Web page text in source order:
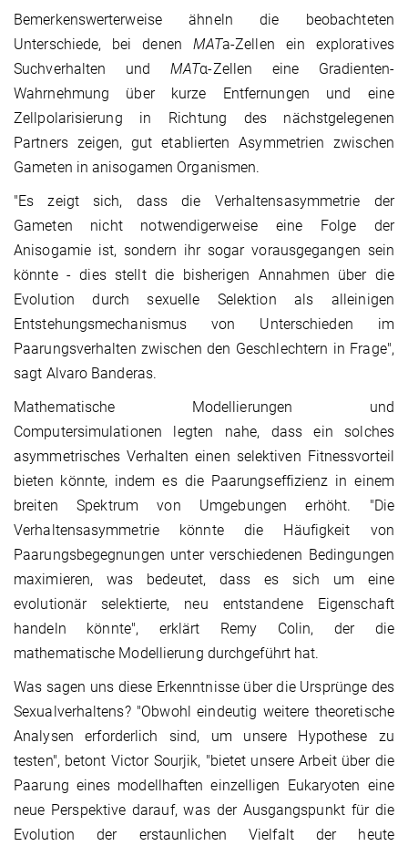
Bemerkenswerterweise ähneln die beobachteten
Unterschiede, bei denen MATa-Zellen ein exploratives
Suchverhalten und MATα-Zellen eine Gradienten-
Wahrnehmung über kurze Entfernungen und eine
Zellpolarisierung in Richtung des nächstgelegenen
Partners zeigen, gut etablierten Asymmetrien zwischen
Gameten in anisogamen Organismen.
"Es zeigt sich, dass die Verhaltensasymmetrie der
Gameten nicht notwendigerweise eine Folge der
Anisogamie ist, sondern ihr sogar vorausgegangen sein
könnte - dies stellt die bisherigen Annahmen über die
Evolution durch sexuelle Selektion als alleinigen
Entstehungsmechanismus von Unterschieden im
Paarungsverhalten zwischen den Geschlechtern in Frage",
sagt Alvaro Banderas.
Mathematische Modellierungen und
Computersimulationen legten nahe, dass ein solches
asymmetrisches Verhalten einen selektiven Fitnessvorteil
bieten könnte, indem es die Paarungseffizienz in einem
breiten Spektrum von Umgebungen erhöht. "Die
Verhaltensasymmetrie könnte die Häufigkeit von
Paarungsbegegnungen unter verschiedenen Bedingungen
maximieren, was bedeutet, dass es sich um eine
evolutionär selektierte, neu entstandene Eigenschaft
handeln könnte", erklärt Remy Colin, der die
mathematische Modellierung durchgeführt hat.
Was sagen uns diese Erkenntnisse über die Ursprünge des
Sexualverhaltens? "Obwohl eindeutig weitere theoretische
Analysen erforderlich sind, um unsere Hypothese zu
testen", betont Victor Sourjik, "bietet unsere Arbeit über die
Paarung eines modellhaften einzelligen Eukaryoten eine
neue Perspektive darauf, was der Ausgangspunkt für die
Evolution der erstaunlichen Vielfalt der heute